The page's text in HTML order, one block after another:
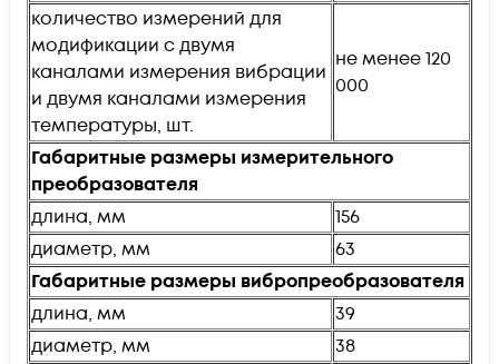
количество измерений для
модификации с двумя
каналами измерения вибрации
и двумя каналами измерения
температуры, шт.
не менее 120
000
Габаритные размеры измерительного
преобразователя
длина, мм
156
диаметр, мм
63
Габаритные размеры вибропреобразователя
длина, мм
39
диаметр, мм
38